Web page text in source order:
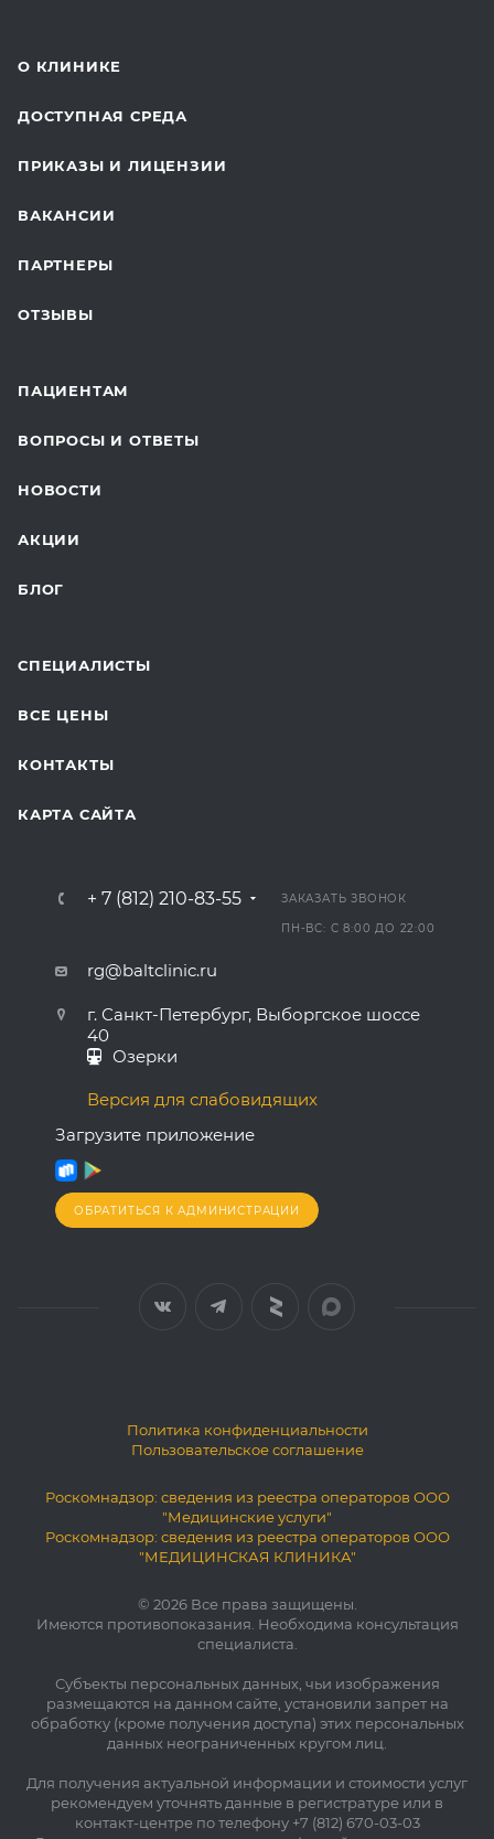
ЛАБОРАТОРНЫЕ ИССЛЕДОВАНИЯ
ДЛЯ БУДУЩИХ МАМ
О КЛИНИКЕ
ДОСТУПНАЯ СРЕДА
ПРИКАЗЫ И ЛИЦЕНЗИИ
ВАКАНСИИ
ПАРТНЕРЫ
ОТЗЫВЫ
ПАЦИЕНТАМ
ВОПРОСЫ И ОТВЕТЫ
НОВОСТИ
АКЦИИ
БЛОГ
СПЕЦИАЛИСТЫ
ВСЕ ЦЕНЫ
КОНТАКТЫ
КАРТА САЙТА
+ 7 (812) 210-83-55 ЗАКАЗАТЬ ЗВОНОК
ПН-ВС: С 8:00 ДО 22:00
rg@baltclinic.ru
г. Санкт-Петербург, Выборгское шоссе
40
Озерки
Версия для слабовидящих
Загрузите приложение
ОБРАТИТЬСЯ К АДМИНИСТРАЦИИ
Политика конфиденциальности
Пользовательское соглашение
Роскомнадзор: сведения из реестра операторов ООО
"Медицинские услуги"
Роскомнадзор: сведения из реестра операторов ООО
"МЕДИЦИНСКАЯ КЛИНИКА"
© 2026 Все права защищены.
Имеются противопоказания. Необходима консультация
специалиста.
Субъекты персональных данных, чьи изображения
размещаются на данном сайте, установили запрет на
обработку (кроме получения доступа) этих персональных
данных неограниченных кругом лиц.
Для получения актуальной информации и стоимости услуг
рекомендуем уточнять данные в регистратуре или в
контакт-центре по телефону +7 (812) 670-03-03